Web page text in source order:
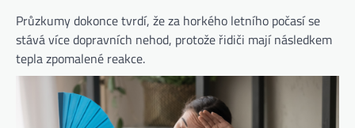
Průzkumy dokonce tvrdí, že za horkého letního počasí se
stává více dopravních nehod, protože řidiči mají následkem
tepla zpomalené reakce.